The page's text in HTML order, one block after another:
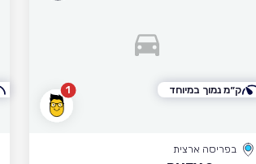
1
בפריסה ארצית
ק״מ נמוך במיוחד